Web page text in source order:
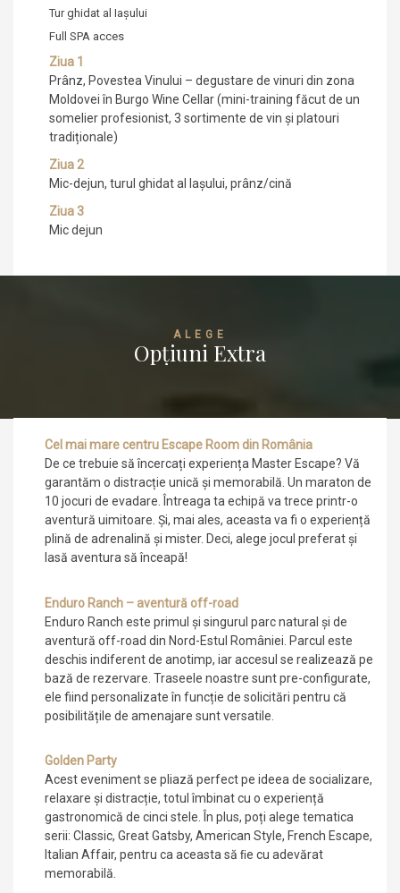
Tur ghidat al Iașului
Full SPA acces
Ziua 1
Prânz, Povestea Vinului – degustare de vinuri din zona
Moldovei în Burgo Wine Cellar (mini-training făcut de un
somelier profesionist, 3 sortimente de vin și platouri
tradiționale)
Ziua 2
Mic-dejun, turul ghidat al Iașului, prânz/cină
Ziua 3
Mic dejun
ALEGE
Opțiuni Extra
Cel mai mare centru Escape Room din România
De ce trebuie să încercați experiența Master Escape? Vă
garantăm o distracție unică și memorabilă. Un maraton de
10 jocuri de evadare. Întreaga ta echipă va trece printr-o
aventură uimitoare. Și, mai ales, aceasta va fi o experiență
plină de adrenalină și mister. Deci, alege jocul preferat și
lasă aventura să înceapă!
Enduro Ranch – aventură off-road
Enduro Ranch este primul și singurul parc natural și de
aventură off-road din Nord-Estul României. Parcul este
deschis indiferent de anotimp, iar accesul se realizează pe
bază de rezervare. Traseele noastre sunt pre-configurate,
ele fiind personalizate în funcție de solicitări pentru că
posibilitățile de amenajare sunt versatile.
Golden Party
Acest eveniment se pliază perfect pe ideea de socializare,
relaxare și distracție, totul îmbinat cu o experiență
gastronomică de cinci stele. În plus, poți alege tematica
serii: Classic, Great Gatsby, American Style, French Escape,
Italian Affair, pentru ca aceasta să ﬁe cu adevărat
memorabilă.